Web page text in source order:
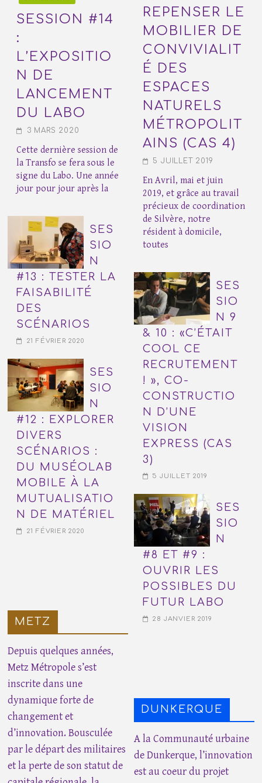
SESSION #14
:
L’EXPOSITIO
N DE
LANCEMENT
DU LABO
3 MARS 2020
Cette dernière session de
la Transfo se fera sous le
signe du Labo. Une année
jour pour jour après la
SES
SIO
N
#13 : TESTER LA
FAISABILITÉ
DES
SCÉNARIOS
21 FÉVRIER 2020
SES
SIO
N
#12 : EXPLORER
DIVERS
SCÉNARIOS :
DU MUSÉOLAB
MOBILE À LA
MUTUALISATIO
N DE MATÉRIEL
21 FÉVRIER 2020
METZ
Depuis quelques années,
Metz Métropole s’est
inscrite dans une
dynamique forte de
changement et
d’innovation. Bousculée
par le départ des militaires
et la perte de son statut de
REPENSER LE
MOBILIER DE
CONVIVIALIT
É DES
ESPACES
NATURELS
MÉTROPOLIT
AINS (CAS 4)
5 JUILLET 2019
En Avril, mai et juin
2019, et grâce au travail
précieux de coordination
de Silvère, notre
résident à domicile,
toutes
SES
SIO
N 9
& 10 : «C’ÉTAIT
COOL CE
RECRUTEMENT
! », CO-
CONSTRUCTIO
N D’UNE
VISION
EXPRESS (CAS
3)
5 JUILLET 2019
SES
SIO
N
#8 ET #9 :
OUVRIR LES
POSSIBLES DU
FUTUR LABO
28 JANVIER 2019
DUNKERQUE
A la Communauté urbaine
de Dunkerque, l’innovation
est au coeur du projet